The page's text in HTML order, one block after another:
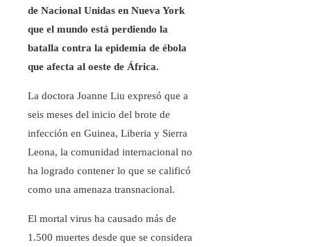
de Nacional Unidas en Nueva York
que el mundo está perdiendo la
batalla contra la epidemia de ébola
que afecta al oeste de África.
La doctora Joanne Liu expresó que a
seis meses del inicio del brote de
infección en Guinea, Liberia y Sierra
Leona, la comunidad internacional no
ha logrado contener lo que se calificó
como una amenaza transnacional.
El mortal virus ha causado más de
1.500 muertes desde que se considera